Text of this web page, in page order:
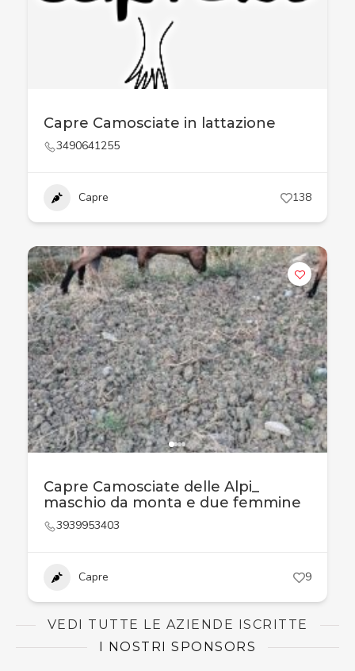
Capre Camosciate in lattazione
3490641255
Capre 138
Capre Camosciate delle Alpi_
maschio da monta e due femmine
3939953403
Capre 9
VEDI TUTTE LE AZIENDE ISCRITTE
I NOSTRI SPONSORS